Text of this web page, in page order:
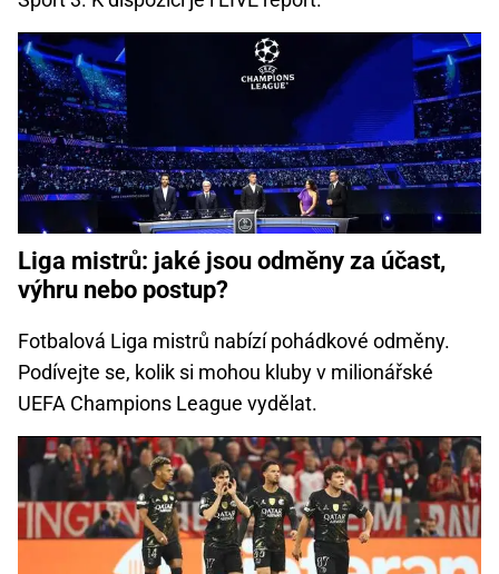
Liga mistrů: jaké jsou odměny za účast,
výhru nebo postup?
Fotbalová Liga mistrů nabízí pohádkové odměny.
Podívejte se, kolik si mohou kluby v milionářské
UEFA Champions League vydělat.